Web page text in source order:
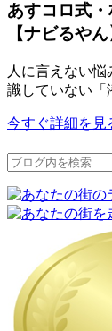
あすコロ式
【ナビるやん
人に言えない
識していない「
今すぐ詳細を